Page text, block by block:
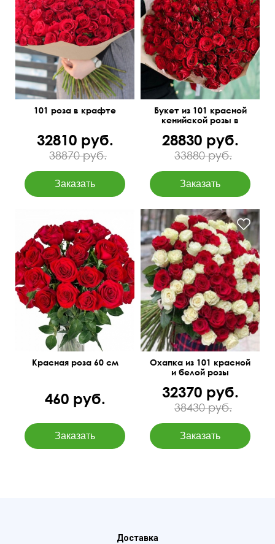
101 роза в крафте
32810 руб.
38870 руб.
Букет из 101 красной
кенийской розы в
28830 руб.
33880 руб.
Красная роза 60 см
460 руб.
Охапка из 101 красной
и белой розы
32370 руб.
38430 руб.
Доставка